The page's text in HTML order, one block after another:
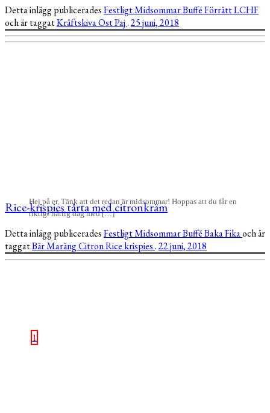
Detta inlägg publiceradesFestligtMidsommarBufféFörrättLCHF
och är taggatKräftskivaOstPaj.25 juni, 2018
Hej på er, Tänk att det redan är midsommar! Hoppas att du får en
riktigt härlig dag med […]
Rice-krispies tårta med citronkräm
Detta inlägg publiceradesFestligtMidsommarBufféBakaFikaoch är
taggatBärMarängCitronRice krispies.22 juni, 2018
1